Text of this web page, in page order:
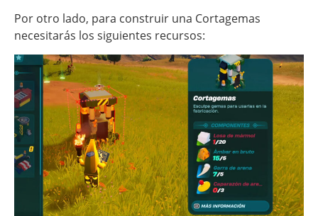
Por otro lado, para construir una Cortagemas
necesitarás los siguientes recursos: